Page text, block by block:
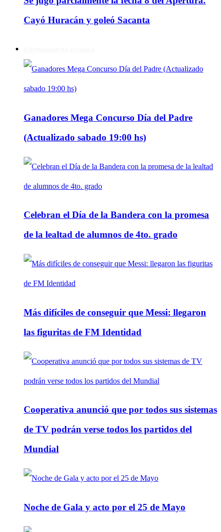
Cayó Huracán y goleó Sacanta
Ganadores Mega Concurso Día del Padre
(Actualizado sabado 19:00 hs)
Celebran el Día de la Bandera con la promesa
de la lealtad de alumnos de 4to. grado
Más difíciles de conseguir que Messi: llegaron
las figuritas de FM Identidad
Cooperativa anunció que por todos sus sistemas
de TV podrán verse todos los partidos del
Mundial
Noche de Gala y acto por el 25 de Mayo